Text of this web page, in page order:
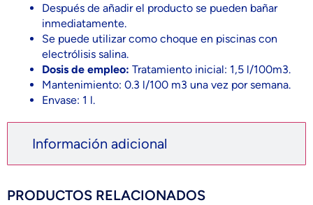
Información adicional
Después de añadir el producto se pueden bañar
inmediatamente.
Se puede utilizar como choque en piscinas con
electrólisis salina.
Dosis de empleo: Tratamiento inicial: 1,5 l/100m3.
Mantenimiento: 0.3 l/100 m3 una vez por semana.
Envase: 1 l.
PRODUCTOS RELACIONADOS